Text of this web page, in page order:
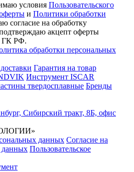
условия Пользовательского
и Политики обработки
согласие на обработку
акцепт оферты
ГК РФ.
обработки персональных
Гарантия на товар
Инструмент ISCAR
твердосплавные Бренды
Сибирский тракт, 8Б, офис
данных Согласие на
данных Пользовательское